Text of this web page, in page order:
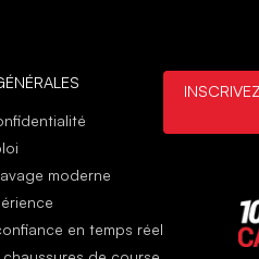
Boot are
were quite
moderne
en temps réel